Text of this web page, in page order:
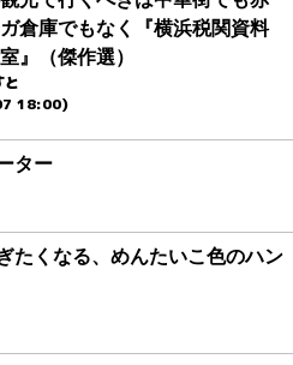
倉庫でもなく『横浜税関資料
』（傑作選）
と
18:00)
ター
たくなる、めんたいこ色のハン